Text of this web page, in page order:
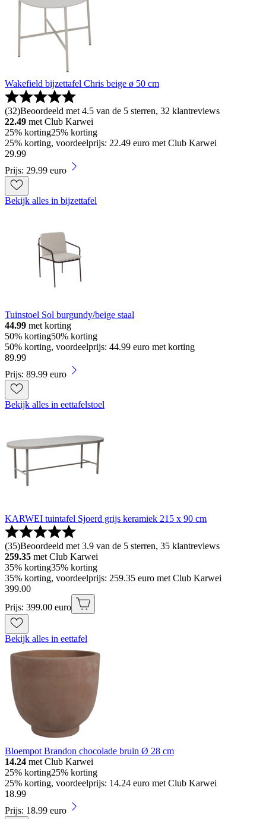
Wakefield bijzettafel Chris beige ø 50 cm
(32)Beoordeeld met 4.5 van de 5 sterren, 32 klantreviews
22.49 met Club Karwei
25% korting25% korting
25% korting, voordeelprijs: 22.49 euro met Club Karwei
29.99
Prijs: 29.99 euro
Bekijk alles in bijzettafel
Tuinstoel Sol burgundy/beige staal
44.99 met korting
50% korting50% korting
50% korting, voordeelprijs: 44.99 euro met korting
89.99
Prijs: 89.99 euro
Bekijk alles in eettafelstoel
KARWEI tuintafel Sjoerd grijs keramiek 215 x 90 cm
(35)Beoordeeld met 3.9 van de 5 sterren, 35 klantreviews
259.35 met Club Karwei
35% korting35% korting
35% korting, voordeelprijs: 259.35 euro met Club Karwei
399.00
Prijs: 399.00 euro
Bekijk alles in eettafel
Bloempot Brandon chocolade bruin Ø 28 cm
14.24 met Club Karwei
25% korting25% korting
25% korting, voordeelprijs: 14.24 euro met Club Karwei
18.99
Prijs: 18.99 euro